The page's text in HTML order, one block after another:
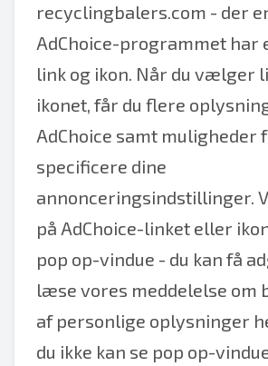
recyclingbalers.com - der
AdChoice-programmet har
link og ikon. Når du vælger
ikonet, får du flere
AdChoice samt muligheder
specificere dine
annonceringsindstillinger.
på AdChoice-linket eller
pop op-vindue - du kan få
læse vores meddelelse om
af personlige oplysninger
du ikke kan se pop op-